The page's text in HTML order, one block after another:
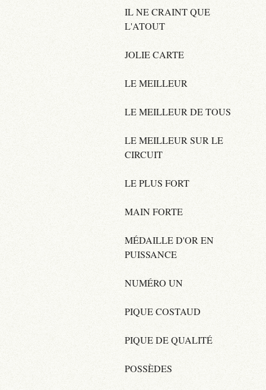
IL NE CRAINT QUE
L'ATOUT
JOLIE CARTE
LE MEILLEUR
LE MEILLEUR DE TOUS
LE MEILLEUR SUR LE
CIRCUIT
LE PLUS FORT
MAIN FORTE
MÉDAILLE D'OR EN
PUISSANCE
NUMÉRO UN
PIQUE COSTAUD
PIQUE DE QUALITÉ
POSSÈDES